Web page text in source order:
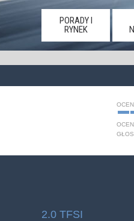
PORADY I
RYNEK
2.0 TFSI